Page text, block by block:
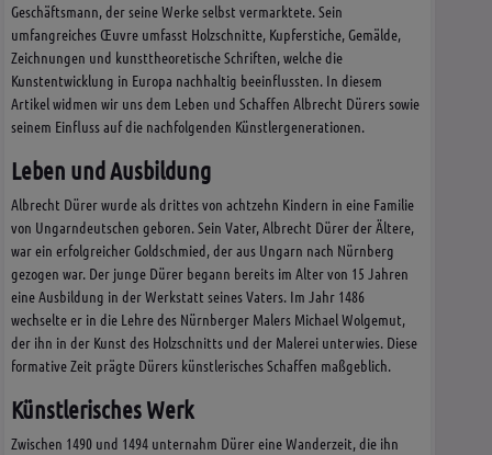
Geschäftsmann, der seine Werke selbst vermarktete. Sein
umfangreiches Œuvre umfasst Holzschnitte, Kupferstiche, Gemälde,
Zeichnungen und kunsttheoretische Schriften, welche die
Kunstentwicklung in Europa nachhaltig beeinflussten. In diesem
Artikel widmen wir uns dem Leben und Schaffen Albrecht Dürers sowie
seinem Einfluss auf die nachfolgenden Künstlergenerationen.
Leben und Ausbildung
Albrecht Dürer wurde als drittes von achtzehn Kindern in eine Familie
von Ungarndeutschen geboren. Sein Vater, Albrecht Dürer der Ältere,
war ein erfolgreicher Goldschmied, der aus Ungarn nach Nürnberg
gezogen war. Der junge Dürer begann bereits im Alter von 15 Jahren
eine Ausbildung in der Werkstatt seines Vaters. Im Jahr 1486
wechselte er in die Lehre des Nürnberger Malers Michael Wolgemut,
der ihn in der Kunst des Holzschnitts und der Malerei unterwies. Diese
formative Zeit prägte Dürers künstlerisches Schaffen maßgeblich.
Künstlerisches Werk
Zwischen 1490 und 1494 unternahm Dürer eine Wanderzeit, die ihn